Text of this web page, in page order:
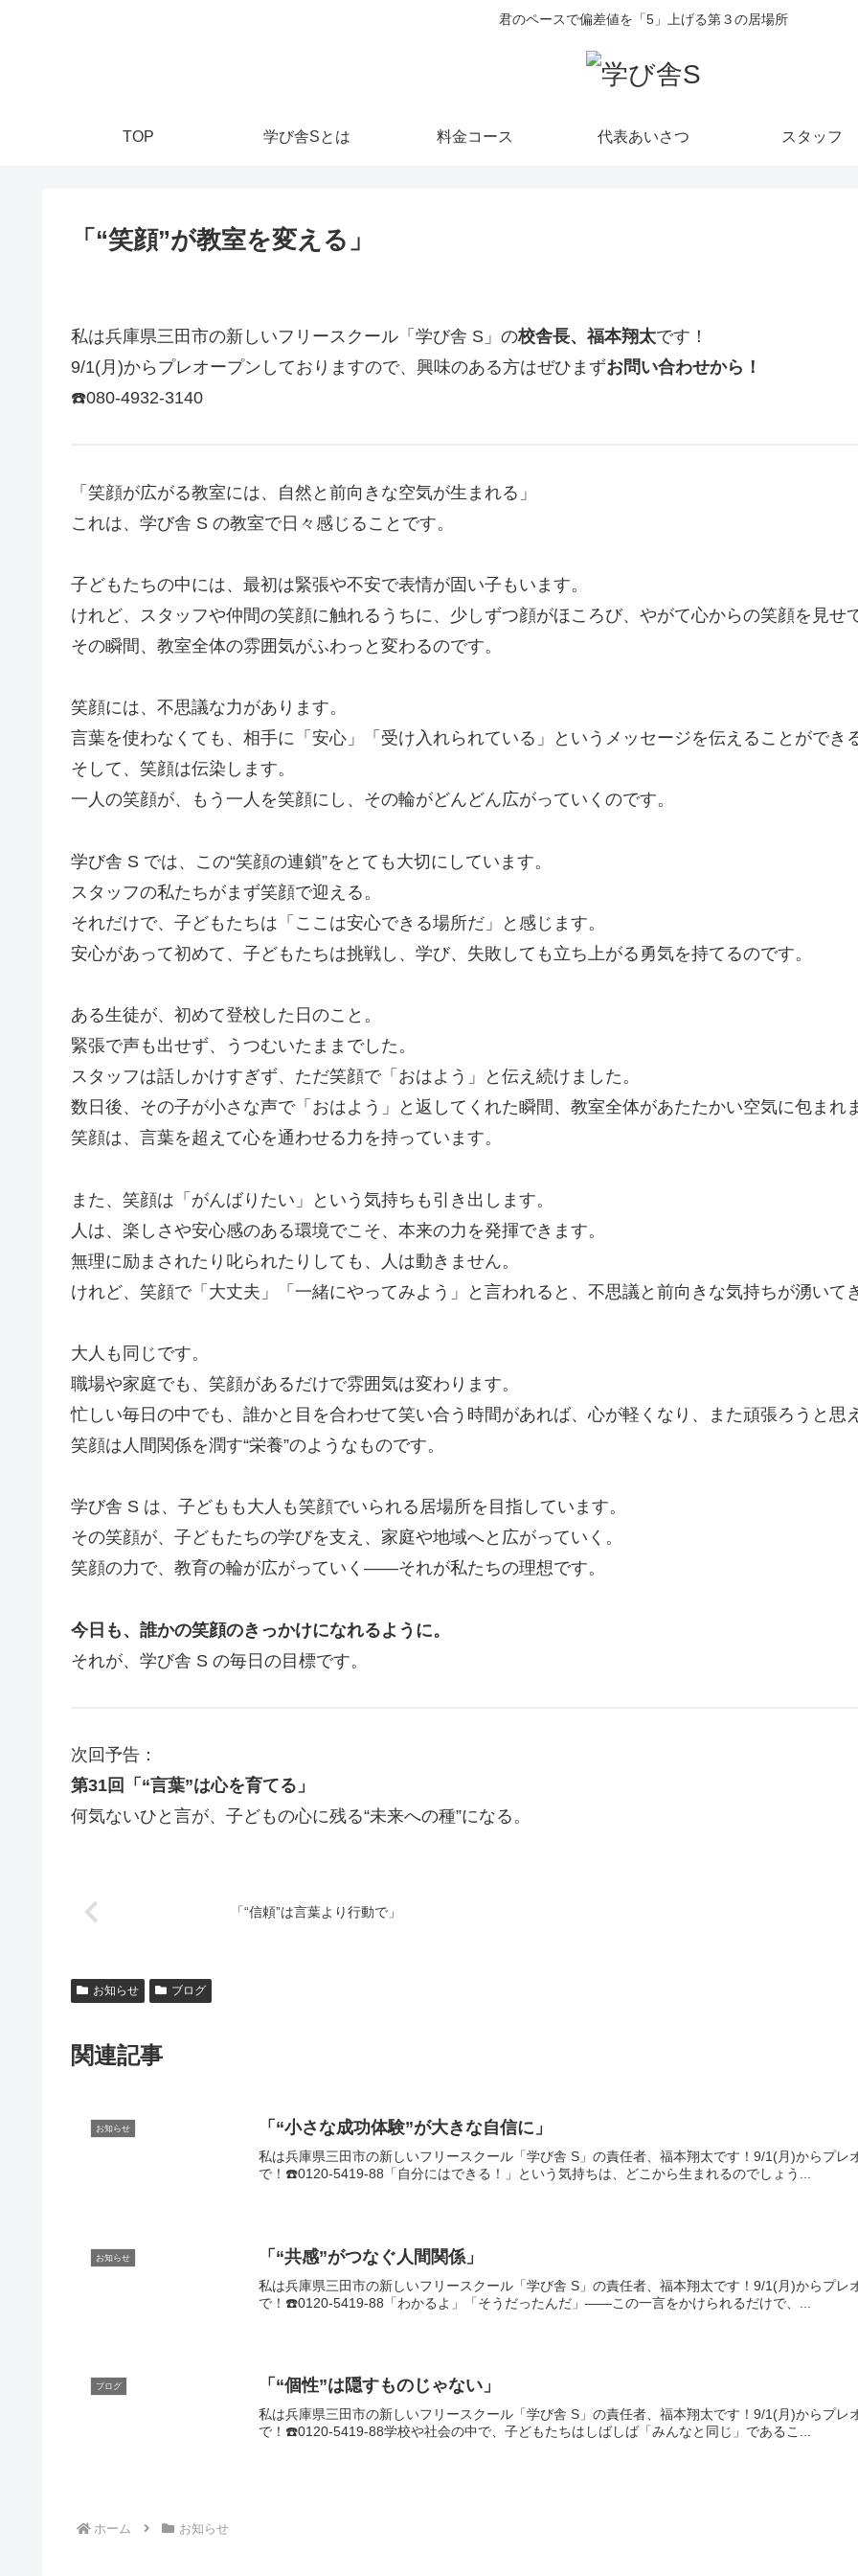
君のペースで偏差値を「5」上げる第３の居場所
TOP 学び舎Sとは 料金コース 代表あいさつ スタッフ
「“笑顔”が教室を変える」
私は兵庫県三田市の新しいフリースクール「学び舎 S」の校舎長、福本翔太です！
9/1(月)からプレオープンしておりますので、興味のある方はぜひまずお問い合わせから！
☎️080-4932-3140
「笑顔が広がる教室には、自然と前向きな空気が生まれる」
これは、学び舎 S の教室で日々感じることです。
子どもたちの中には、最初は緊張や不安で表情が固い子もいます。
けれど、スタッフや仲間の笑顔に触れるうちに、少しずつ顔がほころび、やがて心からの笑顔を見せ
その瞬間、教室全体の雰囲気がふわっと変わるのです。
笑顔には、不思議な力があります。
言葉を使わなくても、相手に「安心」「受け入れられている」というメッセージを伝えることができ
そして、笑顔は伝染します。
一人の笑顔が、もう一人を笑顔にし、その輪がどんどん広がっていくのです。
学び舎 S では、この“笑顔の連鎖”をとても大切にしています。
スタッフの私たちがまず笑顔で迎える。
それだけで、子どもたちは「ここは安心できる場所だ」と感じます。
安心があって初めて、子どもたちは挑戦し、学び、失敗しても立ち上がる勇気を持てるのです。
ある生徒が、初めて登校した日のこと。
緊張で声も出せず、うつむいたままでした。
スタッフは話しかけすぎず、ただ笑顔で「おはよう」と伝え続けました。
数日後、その子が小さな声で「おはよう」と返してくれた瞬間、教室全体があたたかい空気に包まれ
笑顔は、言葉を超えて心を通わせる力を持っています。
また、笑顔は「がんばりたい」という気持ちも引き出します。
人は、楽しさや安心感のある環境でこそ、本来の力を発揮できます。
無理に励まされたり叱られたりしても、人は動きません。
けれど、笑顔で「大丈夫」「一緒にやってみよう」と言われると、不思議と前向きな気持ちが湧いて
大人も同じです。
職場や家庭でも、笑顔があるだけで雰囲気は変わります。
忙しい毎日の中でも、誰かと目を合わせて笑い合う時間があれば、心が軽くなり、また頑張ろうと思
笑顔は人間関係を潤す“栄養”のようなものです。
学び舎 S は、子どもも大人も笑顔でいられる居場所を目指しています。
その笑顔が、子どもたちの学びを支え、家庭や地域へと広がっていく。
笑顔の力で、教育の輪が広がっていく——それが私たちの理想です。
今日も、誰かの笑顔のきっかけになれるように。
それが、学び舎 S の毎日の目標です。
次回予告：
第31回「“言葉”は心を育てる」
何気ないひと言が、子どもの心に残る“未来への種”になる。
「“信頼”は言葉より行動で」
お知らせ ブログ
関連記事
お知らせ 「“小さな成功体験”が大きな自信に」
私は兵庫県三田市の新しいフリースクール「学び舎 S」の責任者、福本翔太です！9/1(月)からプ
で！☎️0120-5419-88「自分にはできる！」という気持ちは、どこから生まれるのでしょう...
お知らせ 「“共感”がつなぐ人間関係」
私は兵庫県三田市の新しいフリースクール「学び舎 S」の責任者、福本翔太です！9/1(月)からプ
で！☎️0120-5419-88「わかるよ」「そうだったんだ」——この一言をかけられるだけで、...
ブログ 「“個性”は隠すものじゃない」
私は兵庫県三田市の新しいフリースクール「学び舎 S」の責任者、福本翔太です！9/1(月)からプ
で！☎️0120-5419-88学校や社会の中で、子どもたちはしばしば「みんなと同じ」であるこ...
ホーム お知らせ